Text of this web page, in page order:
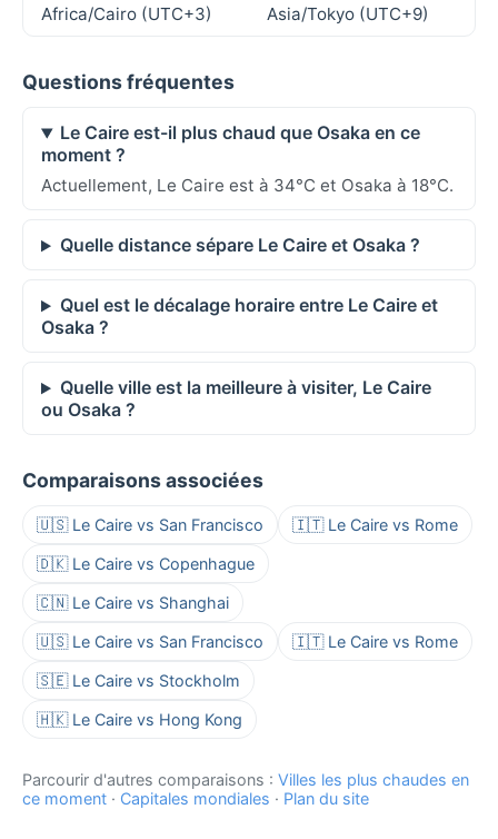
Africa/Cairo (UTC+3)
Asia/Tokyo (UTC+9)
Questions fréquentes
Le Caire est-il plus chaud que Osaka en ce
moment ?
Actuellement, Le Caire est à 34°C et Osaka à 18°C.
Quelle distance sépare Le Caire et Osaka ?
Quel est le décalage horaire entre Le Caire et
Osaka ?
Quelle ville est la meilleure à visiter, Le Caire
ou Osaka ?
Comparaisons associées
🇺🇸 Le Caire vs San Francisco 🇮🇹 Le Caire vs Rome
🇩🇰 Le Caire vs Copenhague
🇨🇳 Le Caire vs Shanghai
🇺🇸 Le Caire vs San Francisco 🇮🇹 Le Caire vs Rome
🇸🇪 Le Caire vs Stockholm
🇭🇰 Le Caire vs Hong Kong
Parcourir d'autres comparaisons : Villes les plus chaudes en
ce moment · Capitales mondiales · Plan du site